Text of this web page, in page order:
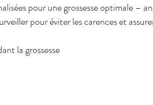
pour une grossesse optimale –
pour éviter les carences et
la grossesse